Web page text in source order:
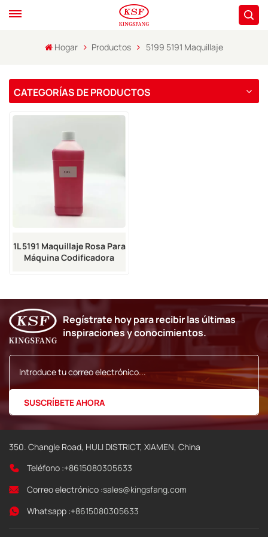
Hogar Productos 5199 5191 Maquillaje
CATEGORÍAS DE PRODUCTOS
1L 5191 Maquillaje Rosa Para
Máquina Codificadora
Regístrate hoy para recibir las últimas
inspiraciones y conocimientos.
350. Changle Road, HULI DISTRICT, XIAMEN, China
Teléfono :+8615080305633
Correo electrónico :sales@kingsfang.com
Whatsapp :+8615080305633